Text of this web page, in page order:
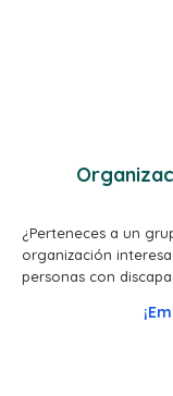
¿Perteneces a un
organización
personas con